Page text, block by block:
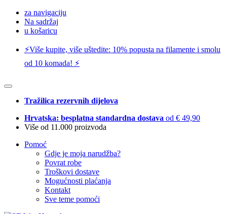
za navigaciju
Na sadržaj
u košaricu
⚡️Više kupite, više uštedite: 10% popusta na filamente i smolu
od 10 komada! ⚡️
Tražilica rezervnih dijelova
Hrvatska: besplatna standardna dostava od € 49,90
Više od 11.000 proizvoda
Pomoć
Gdje je moja narudžba?
Povrat robe
Troškovi dostave
Mogućnosti plaćanja
Kontakt
Sve teme pomoći